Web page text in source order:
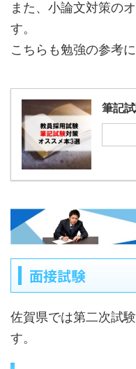
また、小論文対策の
す。
こちらも勉強の参考
筆記
面接試験
佐賀県では第二次試
す。